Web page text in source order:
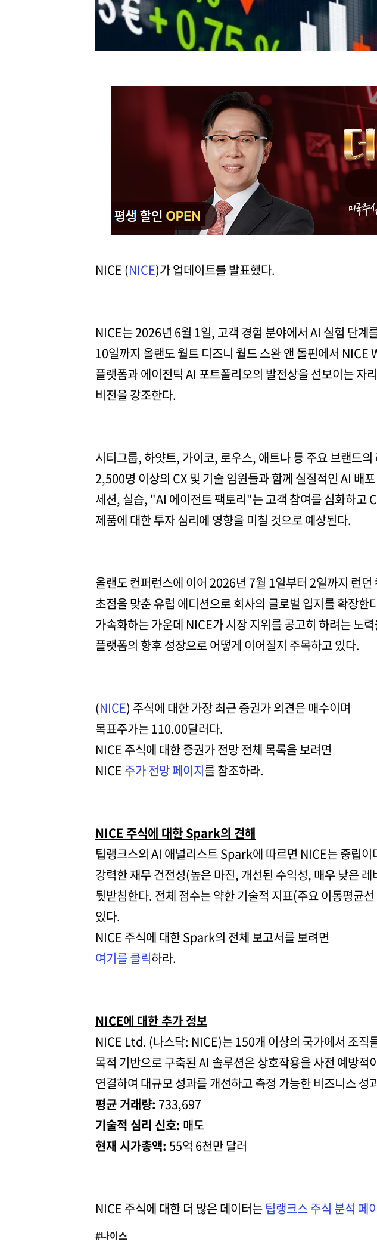
NICE (NICE)가 업데이트를 발표했다.
NICE는 2026년 6월 1일, 고객 경험 분야에서 AI 실험 단계
10일까지 올랜도 월트 디즈니 월드 스완 앤 돌핀에서
플랫폼과 에이전틱 AI 포트폴리오의 발전상을 선보이는 자
비전을 강조한다.
시티그룹, 하얏트, 가이코, 로우스, 애트나 등 주요 브랜드
2,500명 이상의 CX 및 기술 임원들과 함께 실질적인 AI 배
세션, 실습, "AI 에이전트 팩토리"는 고객 참여를 심화하고
제품에 대한 투자 심리에 영향을 미칠 것으로 예상된다.
올랜도 컨퍼런스에 이어 2026년 7월 1일부터 2일까지 런
초점을 맞춘 유럽 에디션으로 회사의 글로벌 입지를 확장
가속화하는 가운데 NICE가 시장 지위를 공고히 하려는 노
플랫폼의 향후 성장으로 어떻게 이어질지 주목하고 있다.
(NICE) 주식에 대한 가장 최근 증권가 의견은 매수이며
목표주가는 110.00달러다.
NICE 주식에 대한 증권가 전망 전체 목록을 보려면
NICE 주가 전망 페이지를 참조하라.
NICE 주식에 대한 Spark의 견해
팁랭크스의 AI 애널리스트 Spark에 따르면 NICE는 중립이
강력한 재무 건전성(높은 마진, 개선된 수익성, 매우 낮은
뒷받침한다. 전체 점수는 약한 기술적 지표(주요 이동평균
있다.
NICE 주식에 대한 Spark의 전체 보고서를 보려면
여기를 클릭하라.
NICE에 대한 추가 정보
NICE Ltd. (나스닥: NICE)는 150개 이상의 국가에서 조직
목적 기반으로 구축된 AI 솔루션은 상호작용을 사전 예방
연결하여 대규모 성과를 개선하고 측정 가능한 비즈니스 성
평균 거래량: 733,697
기술적 심리 신호: 매도
현재 시가총액: 55억 6천만 달러
NICE 주식에 대한 더 많은 데이터는 팁랭크스 주식 분석 페
#나이스